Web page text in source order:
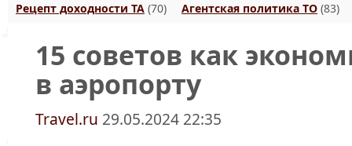
Рецепт доходности ТА (70) Агентская политика ТО (83)
15 советов как
в аэропорту
Travel.ru 29.05.2024 22:35